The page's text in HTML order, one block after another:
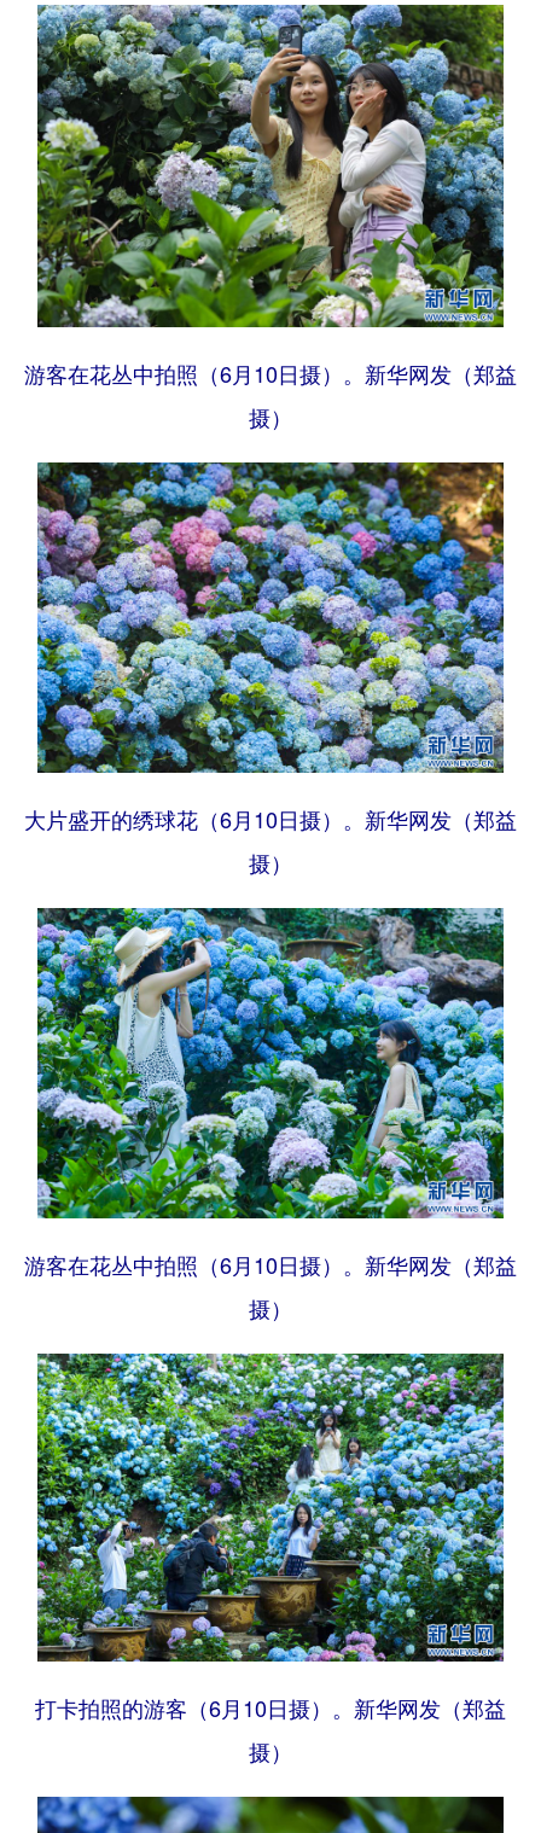
游客在花丛中拍照（6月10日摄）。新华网发（郑益
摄）
大片盛开的绣球花（6月10日摄）。新华网发（郑益
摄）
游客在花丛中拍照（6月10日摄）。新华网发（郑益
摄）
打卡拍照的游客（6月10日摄）。新华网发（郑益
摄）